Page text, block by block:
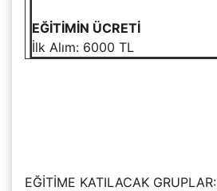
EĞİTİMİN ÜCRETİ
İlk Alım: 6000 TL
EĞİTİME KATILACAK GRUPLAR: